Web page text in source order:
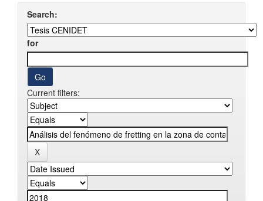
Search:
for
Current filters: